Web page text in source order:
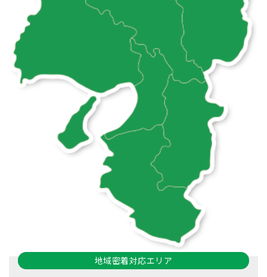
地域密着対応エリア